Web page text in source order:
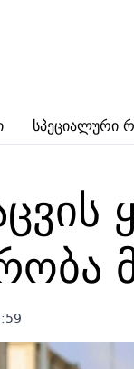
Სპეციალური